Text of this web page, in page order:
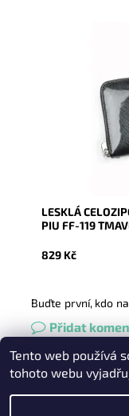
Povrch je lesklý
Dostupnost:
2
LESKLÁ
PIU FF-119
829 Kč
Buďte první, kdo
Přidat
Tento web používá
tohoto webu